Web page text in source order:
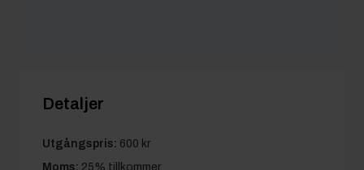
Detaljer
Utgångspris: 600 kr
Moms: 25% tillkommer